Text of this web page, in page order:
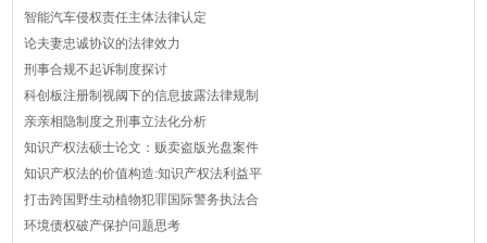
智能汽车侵权责任主体法律认定
论夫妻忠诚协议的法律效力
刑事合规不起诉制度探讨
科创板注册制视阈下的信息披露法律规制
亲亲相隐制度之刑事立法化分析
知识产权法硕士论文：贩卖盗版光盘案件
知识产权法的价值构造:知识产权法利益平
打击跨国野生动植物犯罪国际警务执法合
环境债权破产保护问题思考